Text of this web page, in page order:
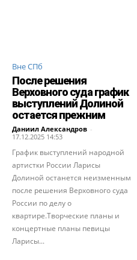
Вне СПб
После решения
Верховного суда график
выступлений Долиной
остается прежним
Даниил Александров -
17.12.2025 14:53
График выступлений народной
артистки России Ларисы
Долиной останется неизменным
после решения Верховного суда
России по делу о
квартире.Творческие планы и
концертные планы певицы
Ларисы...